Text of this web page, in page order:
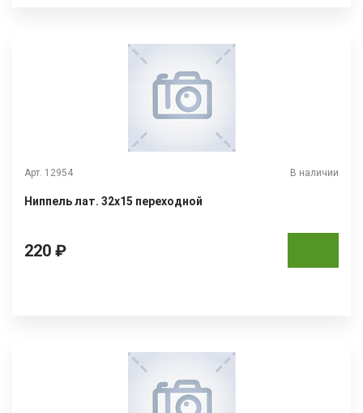
Арт. 12954 В наличии
Ниппель лат. 32х15 переходной
220 ₽